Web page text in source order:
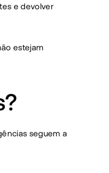
e devolver
estejam
seguem a